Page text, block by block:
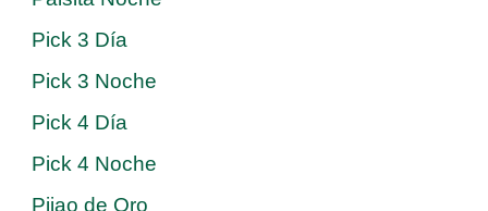
Pick 3 Día
Pick 3 Noche
Pick 4 Día
Pick 4 Noche
Pijao de Oro